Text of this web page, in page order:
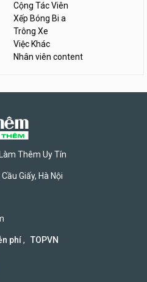
Cộng Tác Viên
Xếp Bóng Bi a
Trông Xe
Việc Khác
Nhân viên content
Thêm Uy Tín
Giấy, Hà Nội
phí, TOPVN